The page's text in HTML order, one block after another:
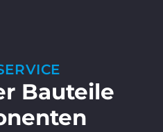
Bauteile